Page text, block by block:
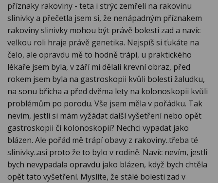
příznaky rakoviny - teta i strýc zemřeli na rakovinu
slinivky a přečetla jsem si, že nenápadným příznakem
rakoviny slinivky mohou být právě bolesti zad a navíc
velkou roli hraje právě genetika. Nejspíš si ťukáte na
čelo, ale opravdu mě to hodně trápí, u praktického
lékaře jsem byla, v září mi dělali krevní obraz, před
rokem jsem byla na gastroskopii kvůli bolesti žaludku,
na sonu břicha a před dvěma lety na kolonoskopii kvůli
problémům po porodu. Vše jsem měla v pořádku. Tak
nevím, jestli si mám vyžádat další vyšetření nebo opět
gastroskopii či kolonoskopii? Nechci vypadat jako
blázen. Ale pořád mě trápí obavy z rakoviny..třeba té
slinivky..asi proto že to bylo v rodině. Navíc nevím, jestli
bych nevypadala opravdu jako blázen, když bych chtěla
opět tato vyšetření. Myslíte, že stálé bolesti zad v